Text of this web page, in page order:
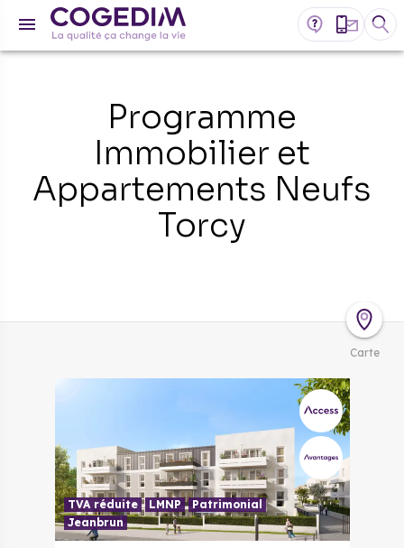
Programme
Immobilier et
Appartements Neufs
Torcy
Carte
TVA réduite LMNP
Patrimonial
Jeanbrun